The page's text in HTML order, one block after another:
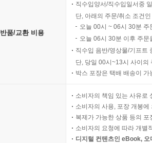
반품/교환 비용
직수입양서/직수입일서중
단, 아래의 주문/취소 조건
오늘 00시 ~ 06시 30분
오늘 06시 30분 이후 주
직수입 음반/영상물/기프트
단, 당일 00시~13시 사이의
박스 포장은 택배 배송이
소비자의 책임 있는 사유로
소비자의 사용, 포장 개봉
복제가 가능한 상품 등의
소비자의 요청에 따라 개별
디지털 컨텐츠인 eBook,